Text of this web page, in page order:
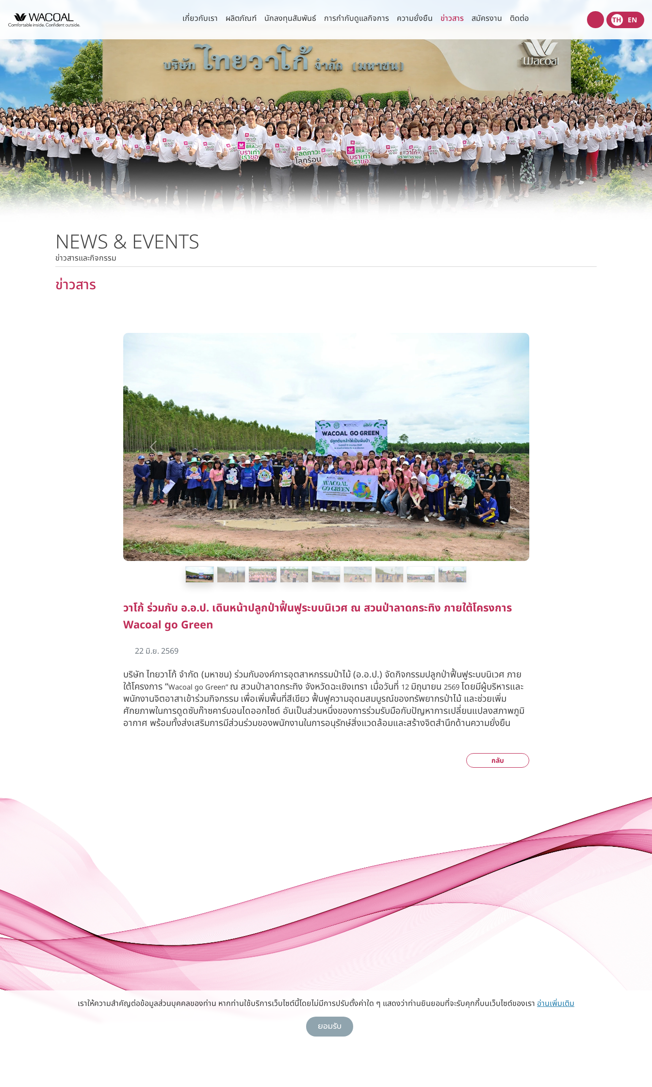
เกี่ยวกับเรา
วิสัยทัศน์ พันธกิจ และค่านิยม
ประวัติความเป็นมา
โครงสร้างองค์กร
โครงสร้างบริษัทในกลุ่ม
ข้อบังคับบริษัท
คณะกรรมการ
คณะกรรมการบริษัท
คณะกรรมการตรวจสอบ
คณะกรรมการสรรหาและพิจารณาค่า
ตอบแทน
คณะกรรมการบริหารความเสี่ยง
คณะกรรมการธรรมาภิบาลและการพัฒนาเพื่อ
ความยั่งยืน
คณะกรรมการบริหาร
ผู้บริหาร
ผลิตภัณฑ์
ชุดเด็ก
นักลงทุนสัมพันธ์
หน้าแรกนักลงทุนสัมพันธ์
โครงสร้างการถือหุ้น
จุดเด่นทางการเงิน
สรุปข้อมูลทางการเงิน
ความสามารถในการทำกำไร
ความมีเสถียรภาพ
อัตราส่วนต่อหุ้น
ราคาหลักทรัพย์
ราคาย้อนหลัง
รายงานประจำปีและรายไตรมาส
งบการเงิน
รายงานประจำปี (แบบ 56-1 One Report)
การวิเคราะห์และคำอธิบายของฝ่ายจัดการ
IR Download
ข้อมูลสำหรับผู้ถือหุ้น
การประชุมผู้ถือหุ้น
นโยบายและการจ่ายเงินปันผล
ข่าวสารเพื่อนักลงทุน
ข้อมูลแจ้งตลาดหลักทรัพย์
ข่าวนักลงทุนสัมพันธ์
ปฎิทินกิจกรรมนักลงทุน
เว็บไซต์ที่เกี่ยวข้อง
ข้อมูลนำเสนอ
ไทยวาโก้พบนักลงทุน
(Opportunity Day)
สอบถามข้อมูลนักลงทุน
การกำกับดูแลกิจการ
หลักการกำกับดูแลกิจการที่ดี
รายงานคณะกรรมการธรรมาภิบาลและการพัฒนาเพื่อความ
รายงานการปฎิบัติตามหลักการกำกับดูแลกิจการ
การต่อต้านคอร์รัปชัน
นโยบายการแจ้งเบาะแสหรือข้อร้องเรียน
นโยบายการกำกับดูแลบริษัทย่อยและบริษัทร่วม
นโยบายการสรรหากรรมการบริษัทและผู้บริหารระดับสูง
นโยบายการบริหารความเสี่ยง
นโยบายด้านภาษี
นโยบายด้านสิทธิมนุษยชน
นโยบายความเป็นส่วนตัว
นโยบายความมั่นคงปลอดภัยของข้อมูลและระบบ
คอมพิวเตอร์
นโยบายการสื่อสารการตลาด
ความยั่งยืน
นโยบายการจัดการด้านความยั่งยืน
กลยุทธ์ด้านความยั่งยืน
นโยบายด้านสิ่งแวดล้อม
การขับเคลื่อนธุรกิจเพื่อความยั่งยืน
การบริหารจัดการห่วงโซ่คุณค่าของธุรกิจ
ข่าวสาร สมัครงาน ติดต่อ
บริษัท ไทยวาโก้ จำกัด (มหาชน)
บริษัท วาโก้ศรีราชา จำกัด
บริษัท วาโก้กบินทร์บุรี จำกัด
บริษัท ภัทยากบินทร์บุรี จำกัด
บริษัท โทรา 1010 จำกัด
บริษัท วาโก้แม่สอด จำกัด
Wacoal
shop
TH EN
NEWS & EVENTS
ข่าวสารและกิจกรรม
ข่าวสาร
Previous Next
วาโก้ ร่วมกับ อ.อ.ป. เดินหน้าปลูกป่าฟื้นฟูระบบนิเวศ ณ สวนป่าลาดกระทิง ภายใต้โครงการ
Wacoal go Green
22 มิ.ย. 2569
บริษัท ไทยวาโก้ จำกัด (มหาชน) ร่วมกับองค์การอุตสาหกรรมป่าไม้ (อ.อ.ป.) จัดกิจกรรมปลูกป่าฟื้นฟูระบบนิเวศ ภาย
ใต้โครงการ “Wacoal go Green” ณ สวนป่าลาดกระทิง จังหวัดฉะเชิงเทรา เมื่อวันที่ 12 มิถุนายน 2569โดยมีผู้บริหารและ
พนักงานจิตอาสาเข้าร่วมกิจกรรม เพื่อเพิ่มพื้นที่สีเขียว ฟื้นฟูความอุดมสมบูรณ์ของทรัพยากรป่าไม้ และช่วยเพิ่ม
ศักยภาพในการดูดซับก๊าซคาร์บอนไดออกไซด์ อันเป็นส่วนหนึ่งของการร่วมรับมือกับปัญหาการเปลี่ยนแปลงสภาพภูมิ
อากาศ พร้อมทั้งส่งเสริมการมีส่วนร่วมของพนักงานในการอนุรักษ์สิ่งแวดล้อมและสร้างจิตสำนึกด้านความยั่งยืน
กลับ
เราให้ความสำคัญต่อข้อมูลส่วนบุคคลของท่าน หากท่านใช้บริการเว็บไซต์นี้โดยไม่มีการปรับตั้งค่าใด ๆ แสดงว่าท่านยินยอมที่จะรับคุกกี้บนเว็บไซต์ของเรา อ่านเพิ่มเติม
ยอมรับ